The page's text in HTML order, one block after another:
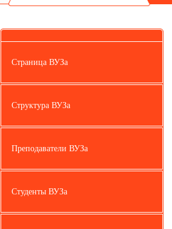
Страница ВУЗа
Структура ВУЗа
Преподаватели ВУЗа
Студенты ВУЗа